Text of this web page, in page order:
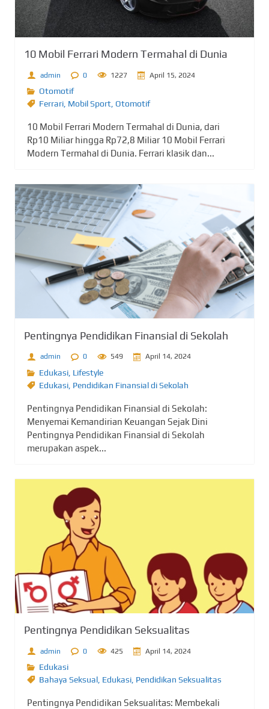
10 Mobil Ferrari Modern Termahal di Dunia
admin 0 1227 April 15, 2024
Otomotif
Ferrari Mobil Sport Otomotif
10 Mobil Ferrari Modern Termahal di Dunia, dari
Rp10 Miliar hingga Rp72,8 Miliar 10 Mobil Ferrari
Modern Termahal di Dunia. Ferrari klasik dan...
Pentingnya Pendidikan Finansial di Sekolah
admin 0 549 April 14, 2024
Edukasi Lifestyle
Edukasi Pendidikan Finansial di Sekolah
Pentingnya Pendidikan Finansial di Sekolah:
Menyemai Kemandirian Keuangan Sejak Dini
Pentingnya Pendidikan Finansial di Sekolah
merupakan aspek...
Pentingnya Pendidikan Seksualitas
admin 0 425 April 14, 2024
Edukasi
Bahaya Seksual Edukasi Pendidikan Seksualitas
Pentingnya Pendidikan Seksualitas: Membekali